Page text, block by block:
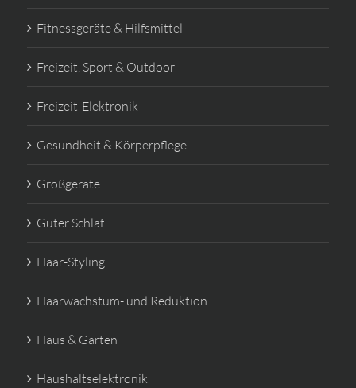
Fitnessgeräte & Hilfsmittel
Freizeit, Sport & Outdoor
Freizeit-Elektronik
Gesundheit & Körperpflege
Großgeräte
Guter Schlaf
Haar-Styling
Haarwachstum- und Reduktion
Haus & Garten
Haushaltselektronik